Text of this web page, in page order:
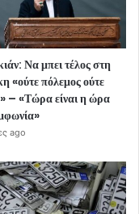
Να μπει τέλος στη
«ούτε πόλεμος ούτε
– «Τώρα είναι η ώρα
ago